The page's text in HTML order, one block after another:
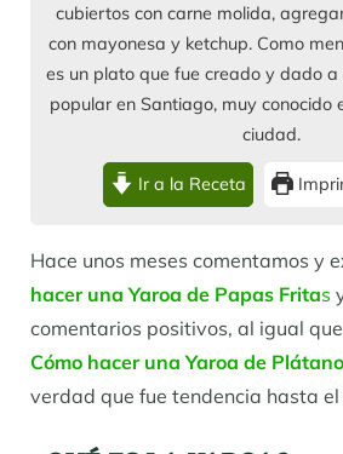
cubiertos con carne molida,
con mayonesa y ketchup. Como
es un plato que fue creado y dado a
popular en Santiago, muy conocido
ciudad.
Ir a la Receta
Hace unos meses comentamos y
hacer una Yaroa de Papas Fritas
comentarios positivos, al igual
Cómo hacer una Yaroa de
verdad que fue tendencia hasta el